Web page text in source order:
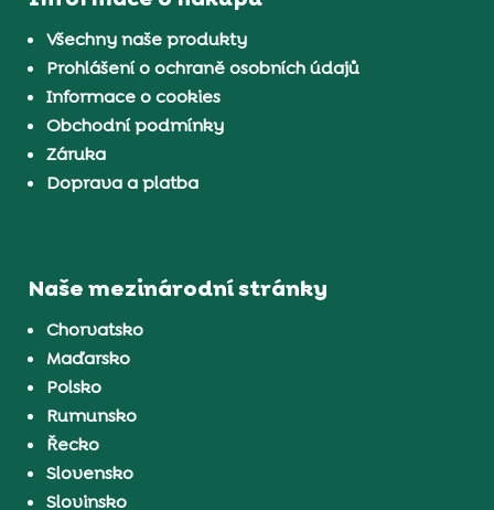
Všechny naše produkty
Prohlášení o ochraně osobních údajů
Informace o cookies
Obchodní podmínky
Záruka
Doprava a platba
Naše mezinárodní stránky
Chorvatsko
Maďarsko
Polsko
Rumunsko
Řecko
Slovensko
Slovinsko